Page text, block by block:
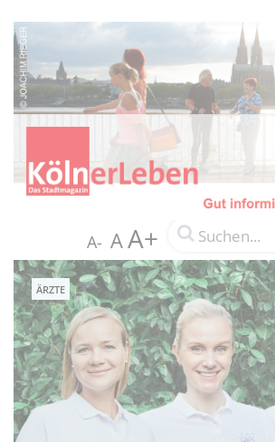
A- AA+
ÄRZTE